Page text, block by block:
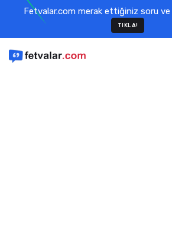
Fetvalar.com merak ettiğiniz soru
TIKLA!